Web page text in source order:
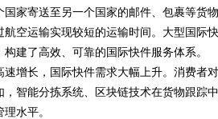
国家寄送至另一个国家的邮件、包裹等货
空运输实现较短的运输时间。大型国际
建了高效、可靠的国际快件服务体系。
增长，国际快件需求大幅上升。消费者
智能分拣系统、区块链技术在货物跟踪
水平。